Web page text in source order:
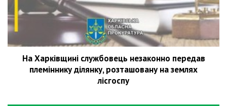
На Харківщині службовець незаконно передав
племіннику ділянку, розташовану на землях
лісгоспу